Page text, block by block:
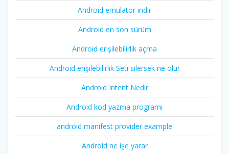
Android emülatör indir
Android en son sürüm
Android erişilebilirlik açma
Android erişilebilirlik Seti silersek ne olur
Android Intent Nedir
Android kod yazma programı
android manifest provider example
Android ne işe yarar